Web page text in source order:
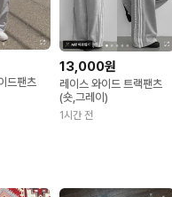
드팬츠
13,000원
레이스 와이드 트랙팬츠
(숏,그레이)
1시간 전